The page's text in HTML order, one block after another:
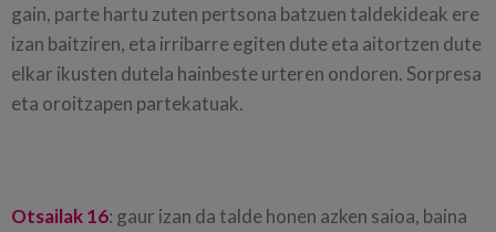
gain, parte hartu zuten pertsona batzuen taldekideak ere
izan baitziren, eta irribarre egiten dute eta aitortzen dute
elkar ikusten dutela hainbeste urteren ondoren. Sorpresa
eta oroitzapen partekatuak.
Otsailak 16: gaur izan da talde honen azken saioa, baina